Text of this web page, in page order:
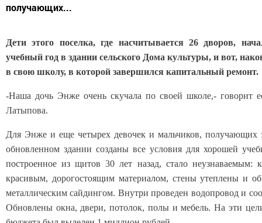
получающих...
Дети этого поселка, где насчитывается 26 дворов,
учебный год в здании сельского Дома культуры, и вот,
в свою школу, в которой завершился капитальный ремонт.
-Наша дочь Энже очень скучала по своей школе,- говорит
Латыпова.
Для Энже и еще четырех девочек и мальчиков, получающих
обновленном здании созданы все условия для хорошей
построенное из щитов 30 лет назад, стало неузнаваемым:
красивым, дорогостоящим материалом, стены утеплены и
металлическим сайдингом. Внутри проведен водопровод и
Обновлены окна, двери, потолок, полы и мебель. На эти